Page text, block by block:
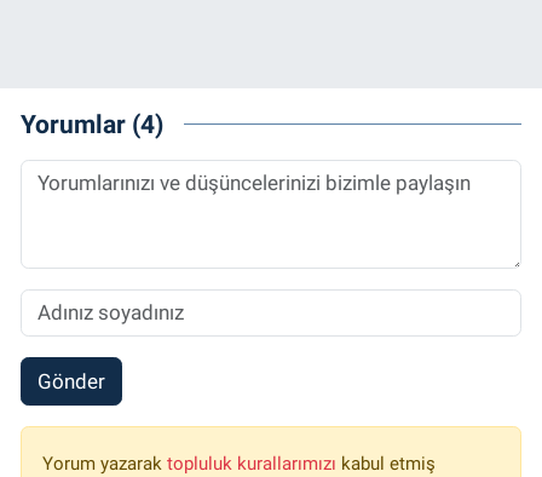
Yorumlar (4)
Gönder
Yorum yazarak topluluk kurallarımızı kabul etmiş